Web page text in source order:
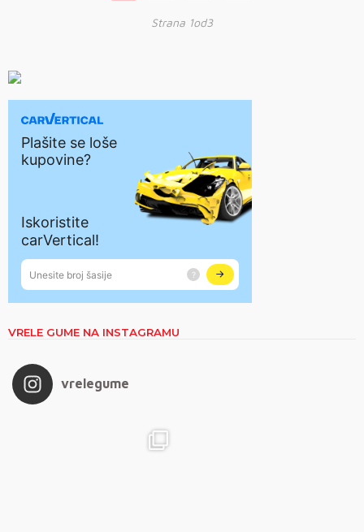
Strana 1od3
VRELE GUME NA INSTAGRAMU
vrelegume